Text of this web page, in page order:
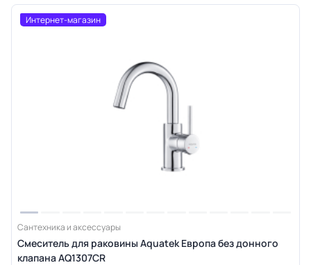
Интернет-магазин
Сантехника и аксессуары
Смеситель для раковины Aquatek Европа без донного
клапана AQ1307CR